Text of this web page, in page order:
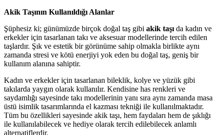
Akik Taşının Kullanıldığı Alanlar
Şüphesiz ki; günümüzde birçok doğal taş gibi akik taşı da kadın ve
erkekler için tasarlanan takı ve aksesuar modellerinde tercih edilen
taşlardır. Şık ve estetik bir görünüme sahip olmakla birlikte aynı
zamanda stresi ve kötü enerjiyi yok eden bu doğal taş, geniş bir
kullanım alanına sahiptir.
Kadın ve erkekler için tasarlanan bileklik, kolye ve yüzük gibi
takılarda yaygın olarak kullanılır. Kendisine has renkleri ve
saydamlığı sayesinde takı modellerinin yanı sıra aynı zamanda masa
üstü isimlik tasarımlarında el kazması tekniği ile kullanılmaktadır.
Tüm bu özellikleri sayesinde akik taşı, hem faydaları hem de şıklığı
ile kullanılabilecek ve hediye olarak tercih edilebilecek anlamlı
alternatiflerdir.